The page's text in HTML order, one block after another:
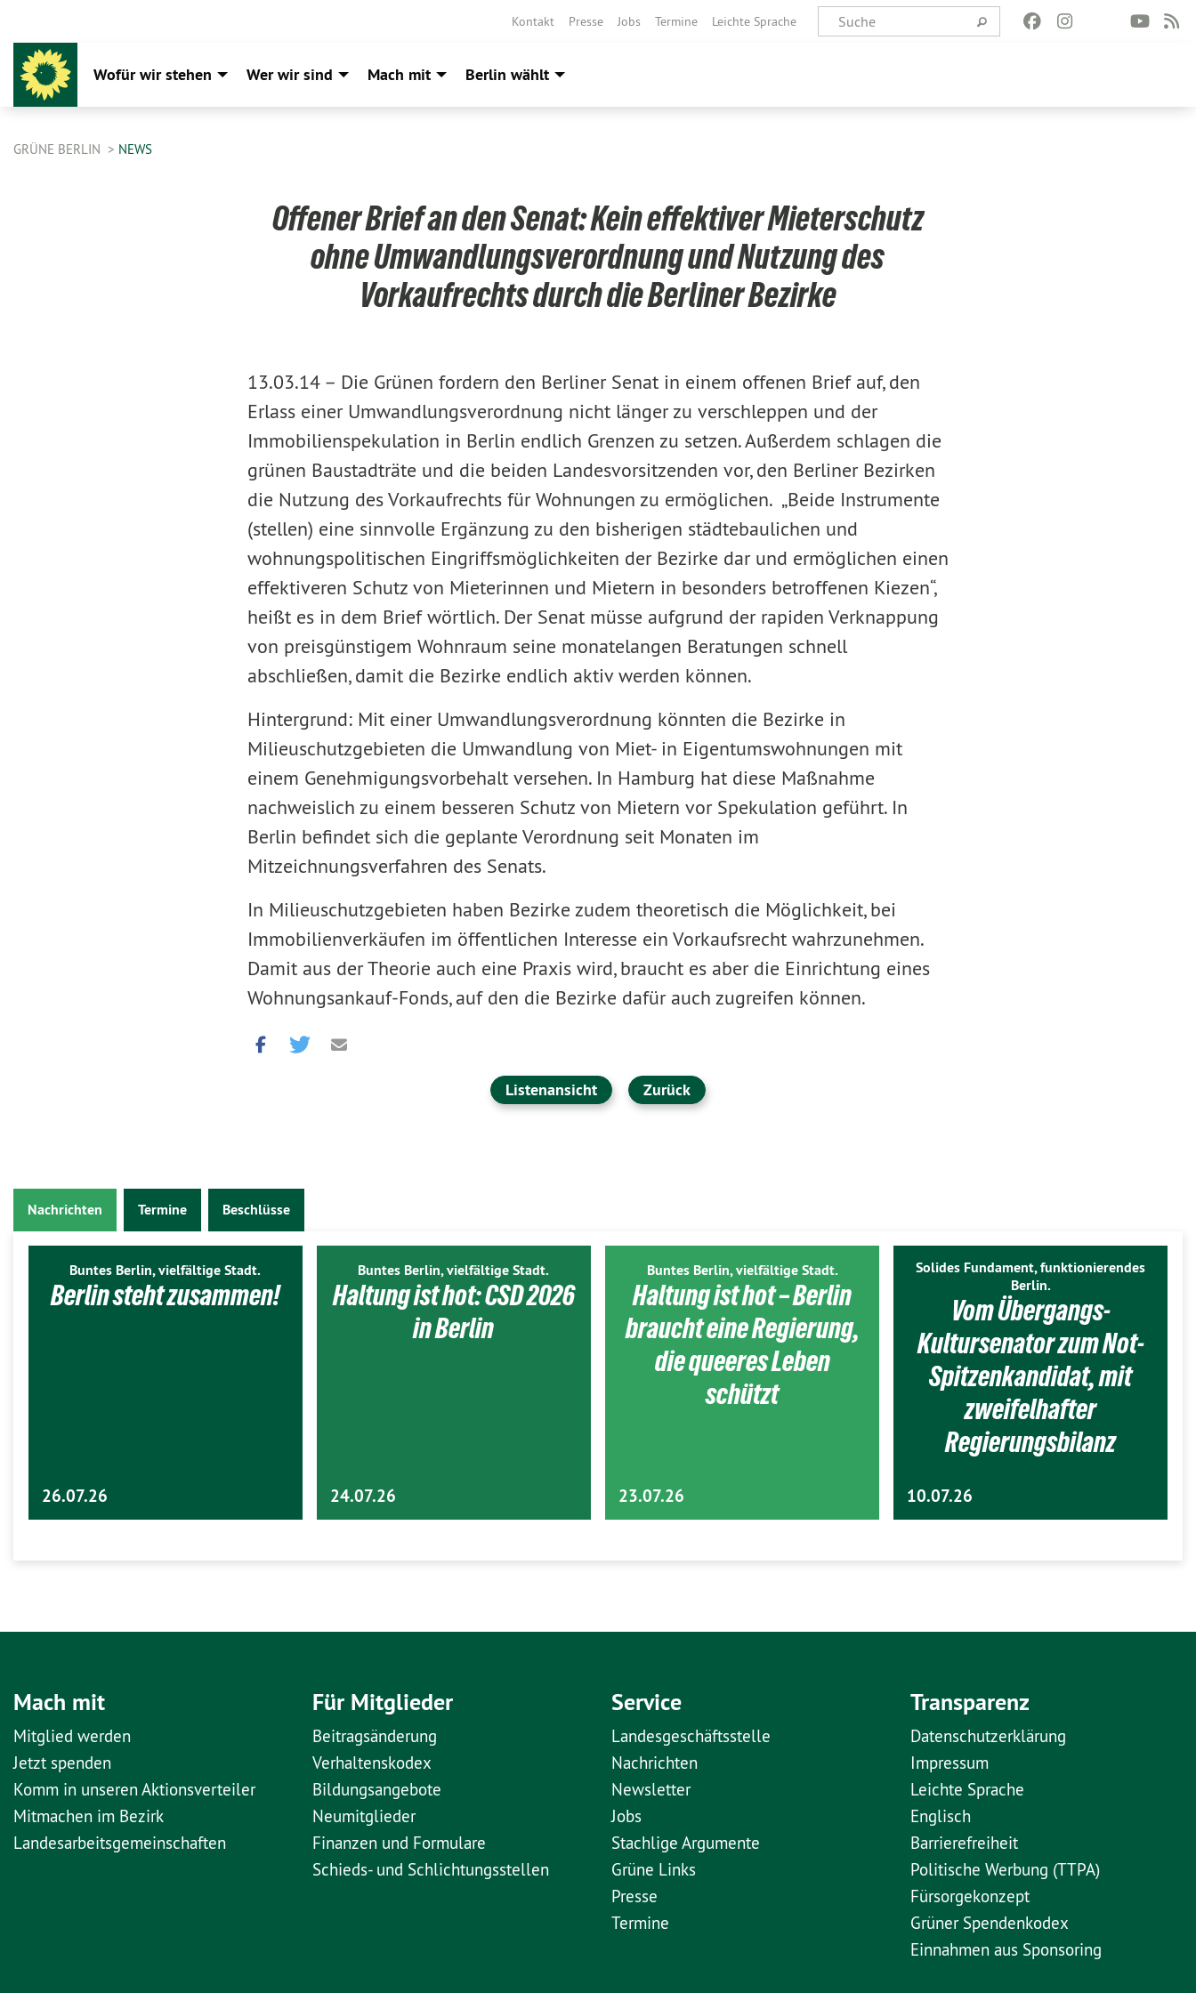
Kontakt Presse Jobs Termine Leichte Sprache
Wofür wir stehen Wer wir sind Mach mit Berlin wählt
GRÜNE BERLIN NEWS
Offener Brief an den Senat: Kein effektiver Mieterschutz
ohne Umwandlungsverordnung und Nutzung des
Vorkaufrechts durch die Berliner Bezirke
13.03.14 – Die Grünen fordern den Berliner Senat in einem offenen Brief auf, den
Erlass einer Umwandlungsverordnung nicht länger zu verschleppen und der
Immobilienspekulation in Berlin endlich Grenzen zu setzen. Außerdem schlagen die
grünen Baustadträte und die beiden Landesvorsitzenden vor, den Berliner Bezirken
die Nutzung des Vorkaufrechts für Wohnungen zu ermöglichen. „Beide Instrumente
(stellen) eine sinnvolle Ergänzung zu den bisherigen städtebaulichen und
wohnungspolitischen Eingriffsmöglichkeiten der Bezirke dar und ermöglichen einen
effektiveren Schutz von Mieterinnen und Mietern in besonders betroffenen Kiezen“,
heißt es in dem Brief wörtlich. Der Senat müsse aufgrund der rapiden Verknappung
von preisgünstigem Wohnraum seine monatelangen Beratungen schnell
abschließen, damit die Bezirke endlich aktiv werden können.
Hintergrund: Mit einer Umwandlungsverordnung könnten die Bezirke in
Milieuschutzgebieten die Umwandlung von Miet- in Eigentumswohnungen mit
einem Genehmigungsvorbehalt versehen. In Hamburg hat diese Maßnahme
nachweislich zu einem besseren Schutz von Mietern vor Spekulation geführt. In
Berlin befindet sich die geplante Verordnung seit Monaten im
Mitzeichnungsverfahren des Senats.
In Milieuschutzgebieten haben Bezirke zudem theoretisch die Möglichkeit, bei
Immobilienverkäufen im öffentlichen Interesse ein Vorkaufsrecht wahrzunehmen.
Damit aus der Theorie auch eine Praxis wird, braucht es aber die Einrichtung eines
Wohnungsankauf-Fonds, auf den die Bezirke dafür auch zugreifen können.
Listenansicht Zurück
Nachrichten Termine Beschlüsse
Buntes Berlin, vielfältige Stadt.
Berlin steht zusammen!
26.07.26
Buntes Berlin, vielfältige Stadt.
Haltung ist hot: CSD 2026
in Berlin
24.07.26
Buntes Berlin, vielfältige Stadt.
Haltung ist hot – Berlin
braucht eine Regierung,
die queeres Leben
schützt
23.07.26
Solides Fundament, funktionierendes
Berlin.
Vom Übergangs-
Kultursenator zum Not-
Spitzenkandidat, mit
zweifelhafter
Regierungsbilanz
10.07.26
Mach mit
Mitglied werden
Jetzt spenden
Komm in unseren Aktionsverteiler
Mitmachen im Bezirk
Landesarbeitsgemeinschaften
Für Mitglieder
Beitragsänderung
Verhaltenskodex
Bildungsangebote
Neumitglieder
Finanzen und Formulare
Schieds- und Schlichtungsstellen
Service
Landesgeschäftsstelle
Nachrichten
Newsletter
Jobs
Stachlige Argumente
Grüne Links
Presse
Termine
Transparenz
Datenschutzerklärung
Impressum
Leichte Sprache
Englisch
Barrierefreiheit
Politische Werbung (TTPA)
Fürsorgekonzept
Grüner Spendenkodex
Einnahmen aus Sponsoring